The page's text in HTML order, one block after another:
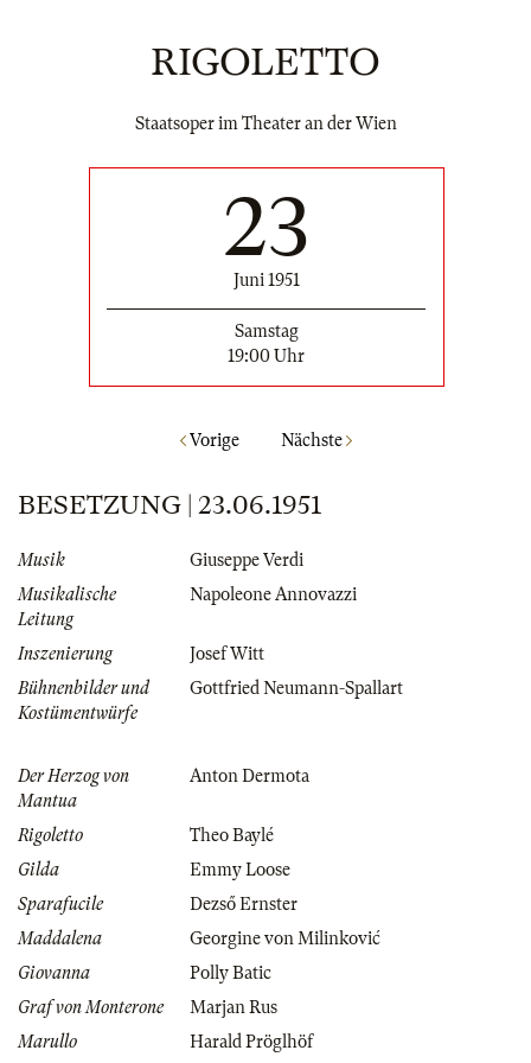
RIGOLETTO
Staatsoper im Theater an der Wien
23
Juni 1951
Samstag
19:00 Uhr
Vorige Nächste
BESETZUNG | 23.06.1951
Musik
Giuseppe Verdi
Musikalische
Leitung
Napoleone Annovazzi
Inszenierung
Josef Witt
Bühnenbilder und
Kostümentwürfe
Gottfried Neumann-Spallart
Der Herzog von
Mantua
Anton Dermota
Rigoletto
Theo Baylé
Gilda
Emmy Loose
Sparafucile
Dezső Ernster
Maddalena
Georgine von Milinković
Giovanna
Polly Batic
Graf von Monterone
Marjan Rus
Marullo
Harald Pröglhöf